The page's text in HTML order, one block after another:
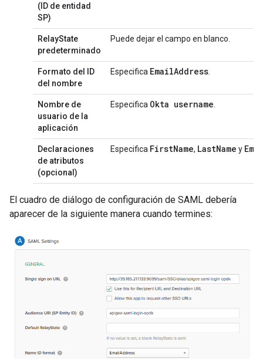
(ID de entidad
SP)
RelayState
predeterminado
Puede dejar el campo en blanco.
Formato del ID
del nombre
Especifica EmailAddress
Nombre de
usuario de la
aplicación
Especifica Okta username
Declaraciones
de atributos
(opcional)
Especifica FirstName, LastName y
El cuadro de diálogo de configuración de SAML debería
aparecer de la siguiente manera cuando termines: